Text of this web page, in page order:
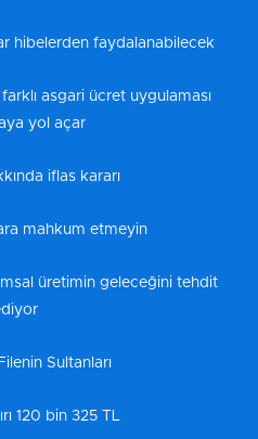
hibelerden faydalanabilecek
asgari ücret uygulaması
yol açar
iflas kararı
mahkum etmeyin
üretimin geleceğini tehdit
Sultanları
120 bin 325 TL